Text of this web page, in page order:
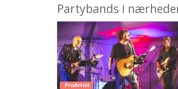
Partybands i
ProArtist